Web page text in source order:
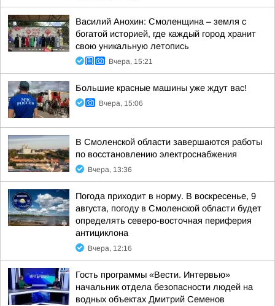
Василий Анохин: Смоленщина – земля с
богатой историей, где каждый город хранит
свою уникальную летопись
Вчера, 15:21
Большие красные машины уже ждут вас!
Вчера, 15:06
В Смоленской области завершаются работы
по восстановлению электроснабжения
Вчера, 13:36
Погода приходит в норму. В воскресенье, 9
августа, погоду в Смоленской области будет
определять северо-восточная периферия
антициклона
Вчера, 12:16
Гость программы «Вести. Интервью»
начальник отдела безопасности людей на
водных объектах Дмитрий Семенов